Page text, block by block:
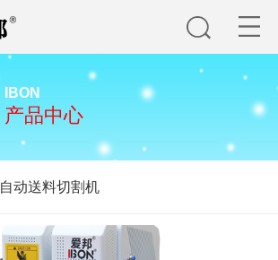
IBON
产品中心
自动送料切割机